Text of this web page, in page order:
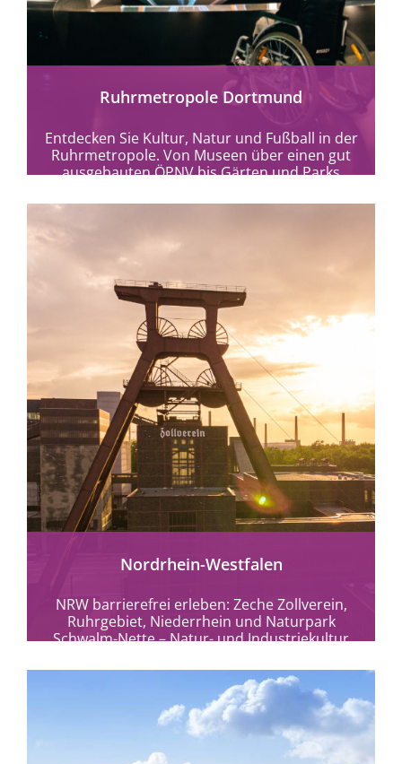
mehr erfahren
Ruhrmetropole Dortmund
Entdecken Sie Kultur, Natur und Fußball in der
Ruhrmetropole. Von Museen über einen gut
ausgebauten ÖPNV bis Gärten und Parks
mehr erfahren
Nordrhein-Westfalen
NRW barrierefrei erleben: Zeche Zollverein,
Ruhrgebiet, Niederrhein und Naturpark
Schwalm-Nette – Natur- und Industriekultur